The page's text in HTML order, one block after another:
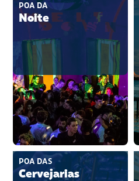
POA DA
Noite
POA DAS
Cervejarias